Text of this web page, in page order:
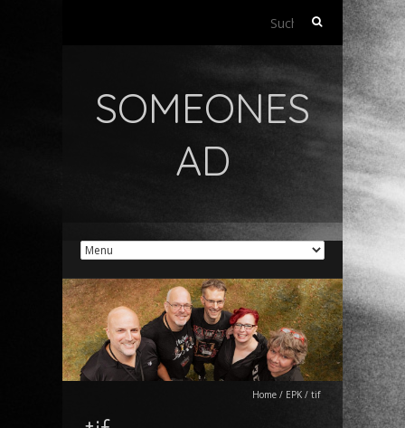
Suchen
SOMEONES
AD
Home / EPK / tif